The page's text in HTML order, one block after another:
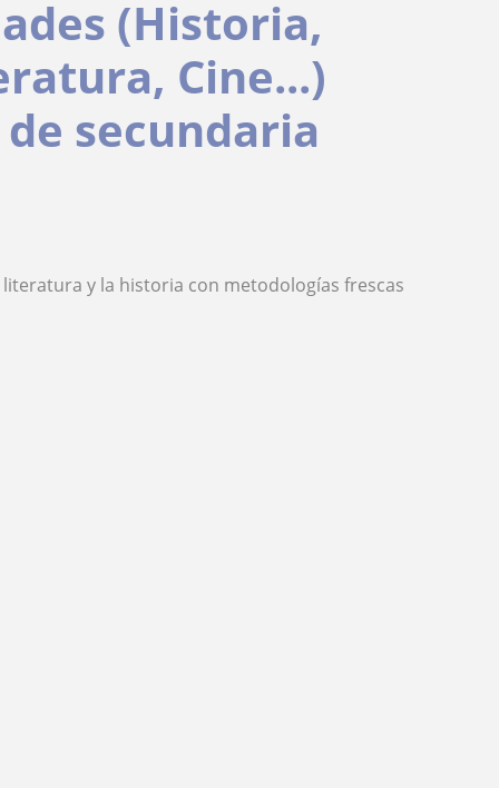
(Historia,
Cine...)
secundaria
y la historia con metodologías frescas